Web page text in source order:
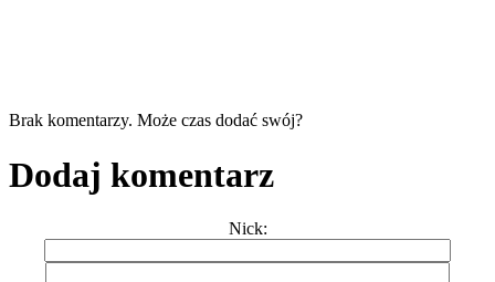
Brak komentarzy. Może czas dodać swój?
Dodaj komentarz
Nick: